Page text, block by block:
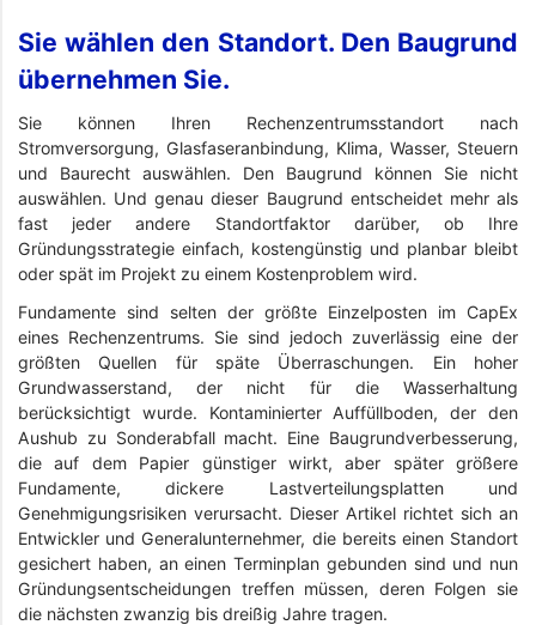
Sie wählen den Standort. Den Baugrund
übernehmen Sie.
Sie können Ihren Rechenzentrumsstandort nach
Stromversorgung, Glasfaseranbindung, Klima, Wasser, Steuern
und Baurecht auswählen. Den Baugrund können Sie nicht
auswählen. Und genau dieser Baugrund entscheidet mehr als
fast jeder andere Standortfaktor darüber, ob Ihre
Gründungsstrategie einfach, kostengünstig und planbar bleibt
oder spät im Projekt zu einem Kostenproblem wird.
Fundamente sind selten der größte Einzelposten im CapEx
eines Rechenzentrums. Sie sind jedoch zuverlässig eine der
größten Quellen für späte Überraschungen. Ein hoher
Grundwasserstand, der nicht für die Wasserhaltung
berücksichtigt wurde. Kontaminierter Auffüllboden, der den
Aushub zu Sonderabfall macht. Eine Baugrundverbesserung,
die auf dem Papier günstiger wirkt, aber später größere
Fundamente, dickere Lastverteilungsplatten und
Genehmigungsrisiken verursacht. Dieser Artikel richtet sich an
Entwickler und Generalunternehmer, die bereits einen Standort
gesichert haben, an einen Terminplan gebunden sind und nun
Gründungsentscheidungen treffen müssen, deren Folgen sie
die nächsten zwanzig bis dreißig Jahre tragen.